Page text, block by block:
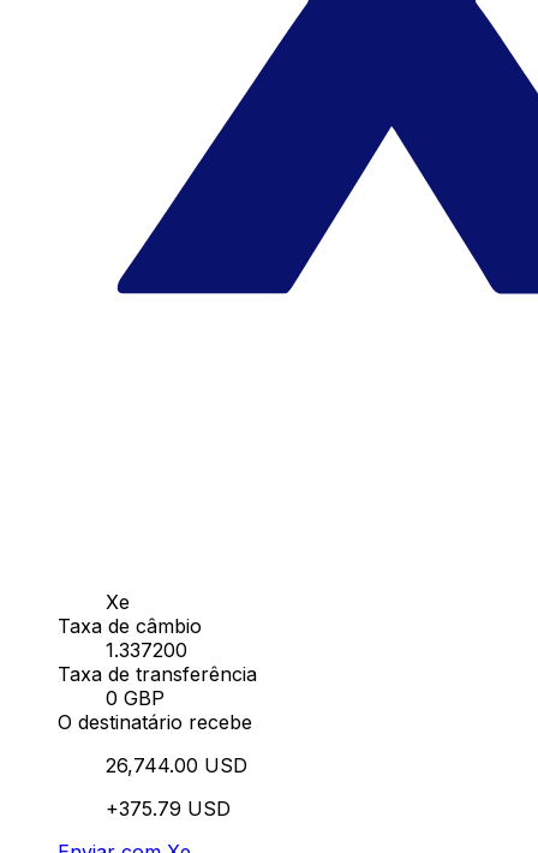
Xe
Taxa de câmbio
1.337200
Taxa de transferência
0 GBP
O destinatário recebe
26,744.00 USD
+375.79 USD